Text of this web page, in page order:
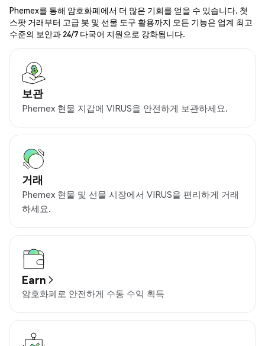
Phemex를 통해 암호화폐에서 더 많은 기회를 얻을 수 있습니다. 첫
스팟 거래부터 고급 봇 및 선물 도구 활용까지 모든 기능은 업계 최고
수준의 보안과 24/7 다국어 지원으로 강화됩니다.
보관
Phemex 현물 지갑에 VIRUS을 안전하게 보관하세요.
거래
Phemex 현물 및 선물 시장에서 VIRUS을 편리하게 거래
하세요.
Earn
암호화폐로 안전하게 수동 수익 획득